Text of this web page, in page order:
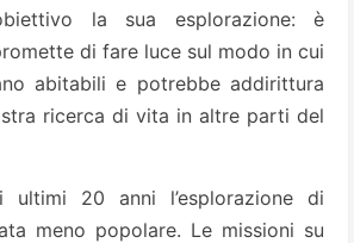
la sua esplorazione: è
di fare luce sul modo in cui
abitabili e potrebbe addirittura
ricerca di vita in altre parti del
ultimi 20 anni l’esplorazione di
meno popolare. Le missioni su